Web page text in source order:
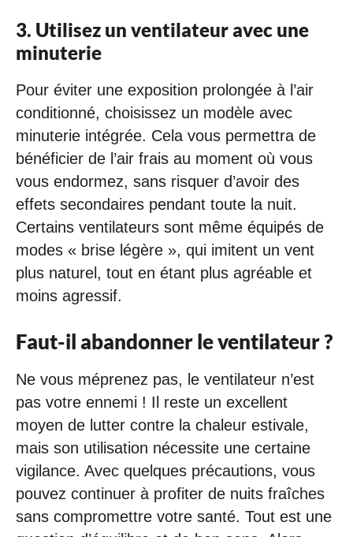
3. Utilisez un ventilateur avec une
minuterie
Pour éviter une exposition prolongée à l’air
conditionné, choisissez un modèle avec
minuterie intégrée. Cela vous permettra de
bénéficier de l’air frais au moment où vous
vous endormez, sans risquer d’avoir des
effets secondaires pendant toute la nuit.
Certains ventilateurs sont même équipés de
modes « brise légère », qui imitent un vent
plus naturel, tout en étant plus agréable et
moins agressif.
Faut-il abandonner le ventilateur ?
Ne vous méprenez pas, le ventilateur n’est
pas votre ennemi ! Il reste un excellent
moyen de lutter contre la chaleur estivale,
mais son utilisation nécessite une certaine
vigilance. Avec quelques précautions, vous
pouvez continuer à profiter de nuits fraîches
sans compromettre votre santé. Tout est une